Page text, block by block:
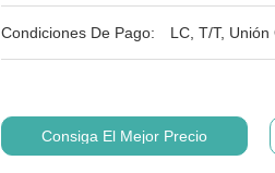
Condiciones De Pago: LC, T/T, Unión
Consiga El Mejor Precio